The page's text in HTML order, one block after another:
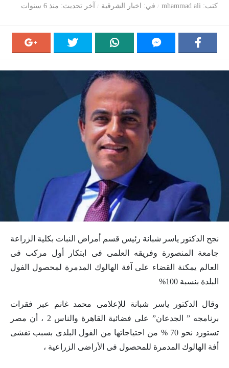
كتب mhammad ali في اخبار الشرقية آخر تحديث منذ 6 سنوات
نجح الدكتور ياسر شبانة رئيس قسم أمراض النبات بكلية الزراعة
جامعة المنصورة وفريقه العلمى فى ابتكار أول مركب فى
العالم يمكنة القضاء على آفة الهالوك المدمرة لمحصول الفول
البلدة بنسبة 100%
وقال الدكتور ياسر شبانة للإعلامى محمد غانم عبر فقرات
برنامجه ” الجدعان” على فضائية القاهرة والناس 2 ، أن مصر
تستورد نحو 70 % من احتياجاتها من الفول البلدى بسبب تفشى
أفة الهالوك المدمرة للمحصول فى الأراضى الزراعية ،